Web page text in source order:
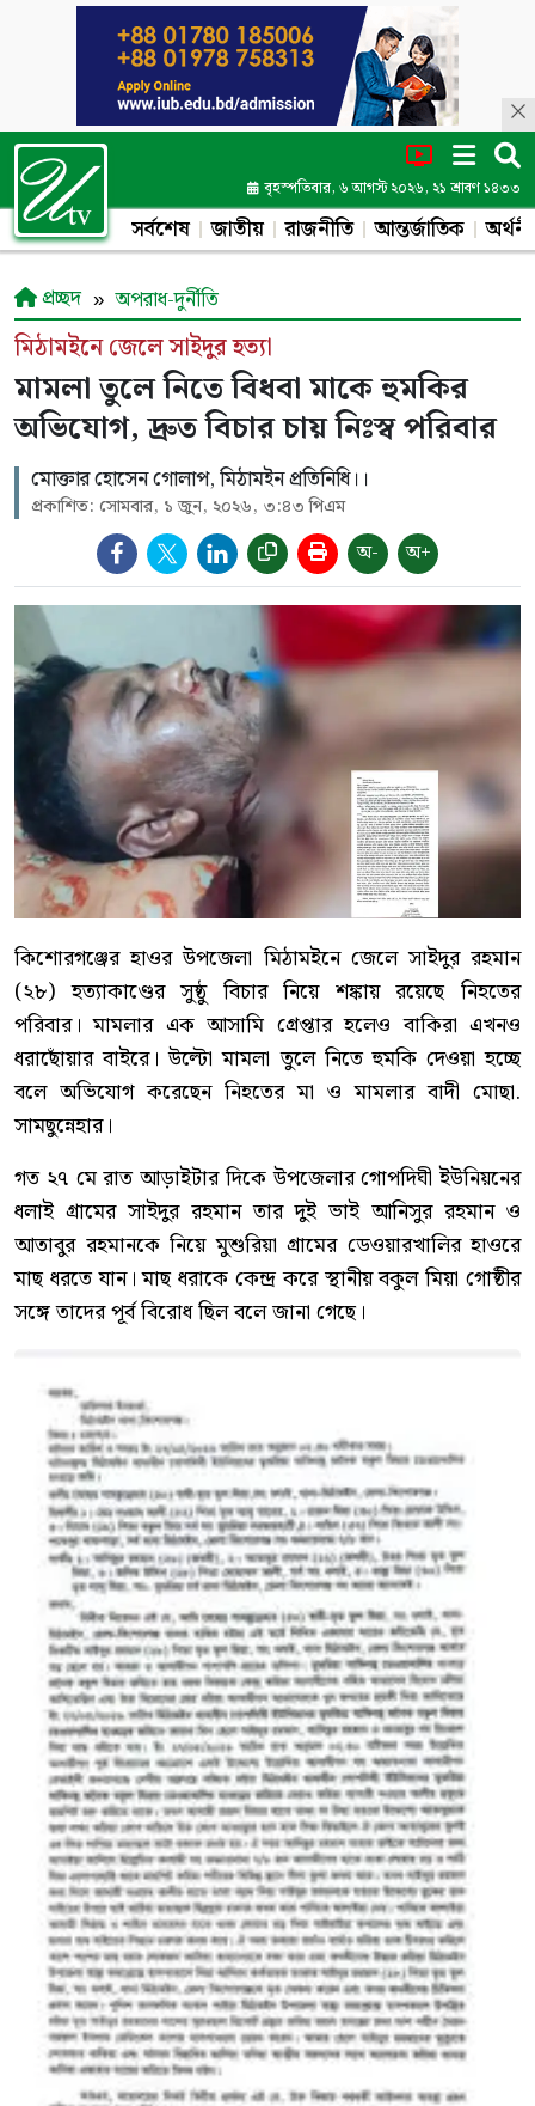
বৃহস্পতিবার, ৬ আগস্ট ২০২৬, ২১ শ্রাবণ ১৪৩৩
সর্বশেষ জাতীয় রাজনীতি আন্তর্জাতিক
প্রচ্ছদ অপরাধ-দুর্নীতি
মিঠামইনে জেলে সাইদুর হত্যা
মামলা তুলে নিতে বিধবা মাকে হুমকির
অভিযোগ, দ্রুত বিচার চায় নিঃস্ব পরিবার
মোক্তার হোসেন গোলাপ, মিঠামইন প্রতিনিধি।।
প্রকাশিত: সোমবার, ১ জুন, ২০২৬, ৩:৪৩ পিএম
অ- অ+
কিশোরগঞ্জের হাওর উপজেলা মিঠামইনে জেলে সাইদুর রহমান
(২৮) হত্যাকাণ্ডের সুষ্ঠু বিচার নিয়ে শঙ্কায় রয়েছে নিহতের
পরিবার। মামলার এক আসামি গ্রেপ্তার হলেও বাকিরা এখনও
ধরাছোঁয়ার বাইরে। উল্টো মামলা তুলে নিতে হুমকি দেওয়া হচ্ছে
বলে অভিযোগ করেছেন নিহতের মা ও মামলার বাদী মোছা.
সামছুন্নেহার।
গত ২৭ মে রাত আড়াইটার দিকে উপজেলার গোপদিঘী ইউনিয়নের
ধলাই গ্রামের সাইদুর রহমান তার দুই ভাই আনিসুর রহমান ও
আতাবুর রহমানকে নিয়ে মুশুরিয়া গ্রামের ডেওয়ারখালির হাওরে
মাছ ধরতে যান। মাছ ধরাকে কেন্দ্র করে স্থানীয় বকুল মিয়া গোষ্ঠীর
সঙ্গে তাদের পূর্ব বিরোধ ছিল বলে জানা গেছে।